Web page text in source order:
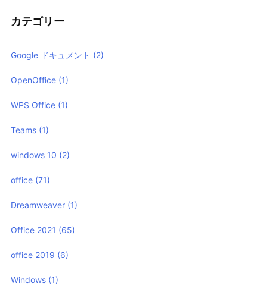
カテゴリー
Google ドキュメント (2)
OpenOffice (1)
WPS Office (1)
Teams (1)
windows 10 (2)
office (71)
Dreamweaver (1)
Office 2021 (65)
office 2019 (6)
Windows (1)